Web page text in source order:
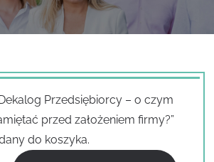
Przedsiębiorcy – o czym
przed założeniem firmy?”
do koszyka.